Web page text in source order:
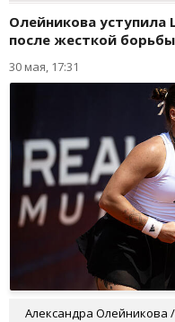
Олейникова уступила
после жесткой
30 мая, 17:31
Александра Олейникова